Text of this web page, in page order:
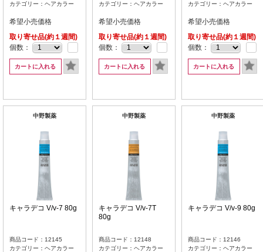
カテゴリー：ヘアカラー
希望小売価格
取り寄せ品(約１週間)
個数：
カートに入れる
カテゴリー：ヘアカラー
希望小売価格
取り寄せ品(約１週間)
個数：
カートに入れる
カテゴリー：ヘアカラー
希望小売価格
取り寄せ品(約１週間)
個数：
カートに入れる
中野製薬
キャラデコ V/v-7 80g
商品コード：12145
カテゴリー：ヘアカラー
中野製薬
キャラデコ V/v-7T
80g
商品コード：12148
カテゴリー：ヘアカラー
中野製薬
キャラデコ V/v-9 80g
商品コード：12146
カテゴリー：ヘアカラー